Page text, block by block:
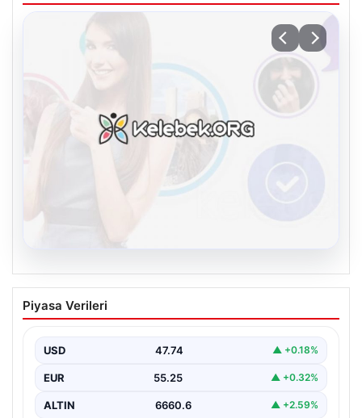
Kelebek.Org İle Dijital İletişimin Güvenli
Adresi Ve Chat Deneyimi
sağlaması büyük bir önem barındırmaktadır.
Günümüzde birçok…
Piyasa Verileri
USD 47.74 ▲ +0.18%
EUR 55.25 ▲ +0.32%
ALTIN 6660.6 ▲ +2.59%